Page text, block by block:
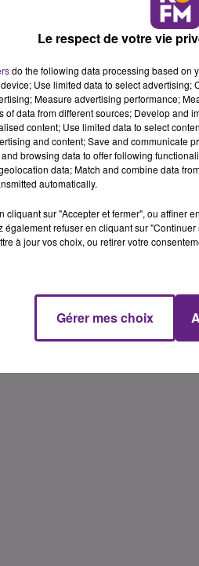
lieu jeudi soir. Nous avons
Pierre Pribetich(vice-
deux semaines,a été
30eme édition.
Dijon : la 4eme édition du
en détailssur K6FM, et
le cancer du sein vient
, et certaines entreprises
de moutarde « Reine
et dont une partie des revenus
de miss Bourgogne qui avait
de Chalon, qui a été élue.
soir pour les joueurs de la JDA
Le respect de votre vie
do the following data processing based on
Use limited data to select
Measure advertising performance;
of data from different sources; Develop and
content; Use limited data to select
and content; Save and communicate
browsing data to offer following
data; Match and combine data
automatically.
cliquant sur "Accepter et fermer", ou affiner
également refuser en cliquant sur
à jour vos choix, ou retirer votre
Gérer mes choix